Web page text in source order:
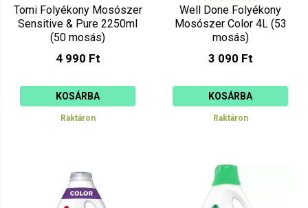
Tomi Folyékony Mosószer
Sensitive & Pure 2250ml
(50 mosás)
4 990 Ft
KOSÁRBA
Raktáron
Well Done Folyékony
Mosószer Color 4L (53
mosás)
3 090 Ft
KOSÁRBA
Raktáron